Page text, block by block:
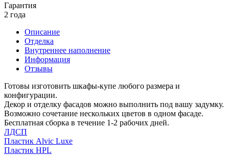
Гарантия
2 года
Описание
Отделка
Внутреннее наполнение
Информация
Отзывы
Готовы изготовить шкафы-купе любого размера и
конфигурации.
Декор и отделку фасадов можно выполнить под вашу задумку.
Возможно сочетание нескольких цветов в одном фасаде.
Бесплатная сборка в течение 1-2 рабочих дней.
ЛДСП
Пластик Alvic Luxe
Пластик HPL